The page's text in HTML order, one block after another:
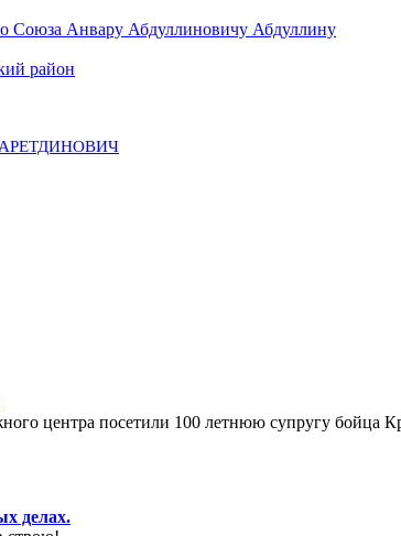
Союза Анвару Абдуллиновичу Абдуллину
район
центра посетили 100 летнюю супругу бойца
делах.